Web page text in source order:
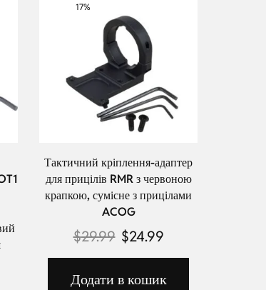
17%
Тактичний кріплення-адаптер
для прицілів RMR з червоною
крапкою, сумісне з прицілами
ACOG
$29.99 $24.99
Додати в кошик